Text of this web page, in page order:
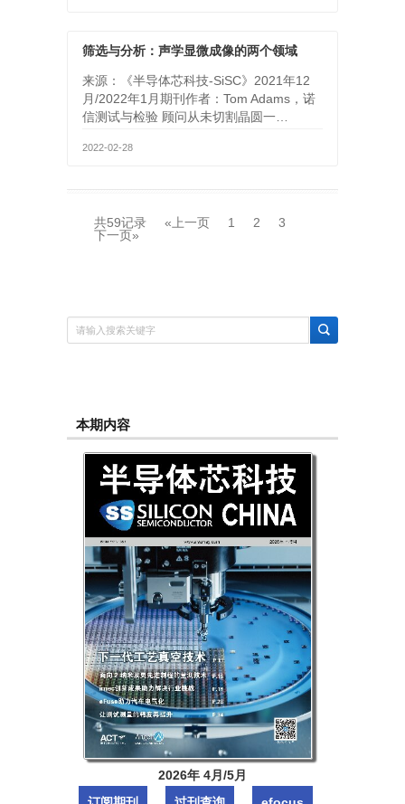
筛选与分析：声学显微成像的两个领域
来源：《半导体芯科技-SiSC》2021年12
月/2022年1月期刊作者：Tom Adams，诺
信测试与检验 顾问从未切割晶圆一…
2022-02-28
共59记录 «上一页 1 2
3
下一页»
本期内容
2026年 4月/5月